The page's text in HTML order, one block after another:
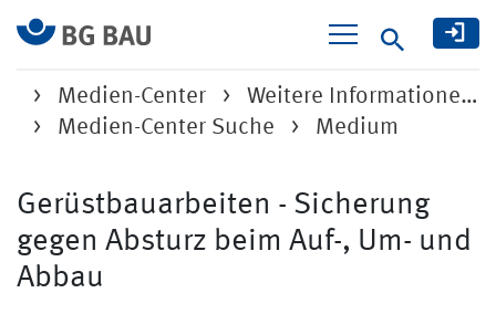
Suche
Medien-Center
Weitere Informatione…
Medien-Center Suche
Medium
Gerüstbauarbeiten - Sicherung
gegen Absturz beim Auf-, Um- und
Abbau